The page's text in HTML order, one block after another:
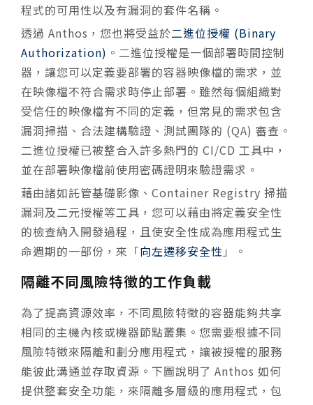
程式的可用性以及有漏洞的套件名稱。
透過 Anthos，您也將受益於二進位授權 (Binary
Authorization) 。二進位授權是一個部署時間控制
器，讓您可以定義要部署的容器映像檔的需求，並
在映像檔不符合需求時停止部署。雖然每個組織對
受信任的映像檔有不同的定義，但常見的需求包含
漏洞掃描、合法建構驗證、測試團隊的 (QA) 審查。
二進位授權已被整合入許多熱門的 CI/CD 工具中，
並在部署映像檔前使用密碼證明來驗證需求。
藉由諸如託管基礎影像、Container Registry 掃描
漏洞及二元授權等工具，您可以藉由將定義安全性
的檢查納入開發過程，且使安全性成為應用程式生
命週期的一部份，來「向左遷移安全性 」。
隔離不同風險特徵的工作負載
為了提高資源效率，不同風險特徵的容器能夠共享
相同的主機內核或機器節點叢集。您需要根據不同
風險特徵來隔離和劃分應用程式，讓被授權的服務
能彼此溝通並存取資源。下圖說明了 Anthos 如何
提供整套安全功能，來隔離多層級的應用程式，包